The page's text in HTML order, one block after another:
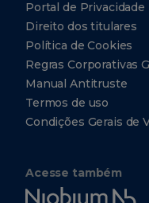
Portal de Privacidade
Direito dos titulares
Política de Cookies
Regras Corporativas
Manual Antitruste
Termos de uso
Condições Gerais de
Acesse também
Niobium